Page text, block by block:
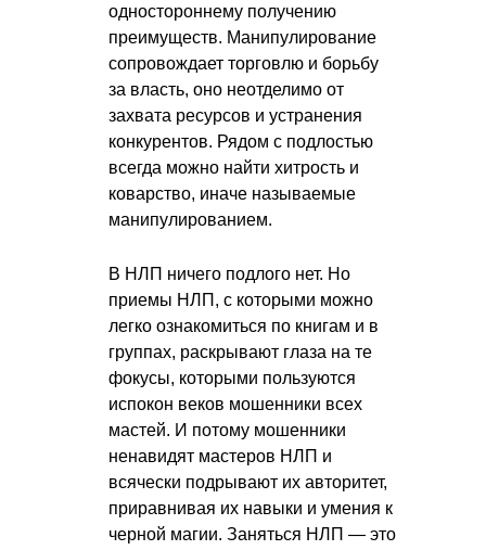
одностороннему получению
преимуществ. Манипулирование
сопровождает торговлю и борьбу
за власть, оно неотделимо от
захвата ресурсов и устранения
конкурентов. Рядом с подлостью
всегда можно найти хитрость и
коварство, иначе называемые
манипулированием.
В НЛП ничего подлого нет. Но
приемы НЛП, с которыми можно
легко ознакомиться по книгам и в
группах, раскрывают глаза на те
фокусы, которыми пользуются
испокон веков мошенники всех
мастей. И потому мошенники
ненавидят мастеров НЛП и
всячески подрывают их авторитет,
приравнивая их навыки и умения к
черной магии. Заняться НЛП — это